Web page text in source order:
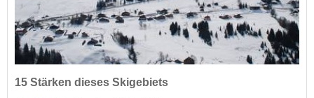
15 Stärken dieses Skigebiets